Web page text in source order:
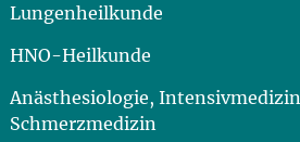
Lungenheilkunde
HNO-Heilkunde
Anästhesiologie,
Schmerzmedizin